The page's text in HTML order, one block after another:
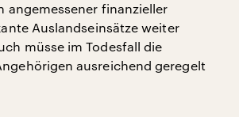
angemessener finanzieller
Auslandseinsätze weiter
müsse im Todesfall die
ausreichend geregelt